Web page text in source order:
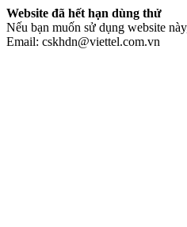
Website đã hết hạn dùng thử
Nếu bạn muốn sử dụng website
Email: cskhdn@viettel.com.vn